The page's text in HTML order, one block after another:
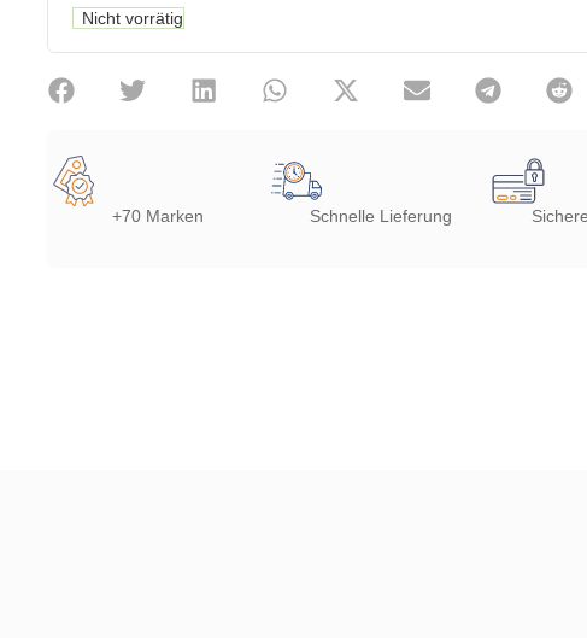
Nicht vorrätig
+70 Marken Schnelle Lieferung